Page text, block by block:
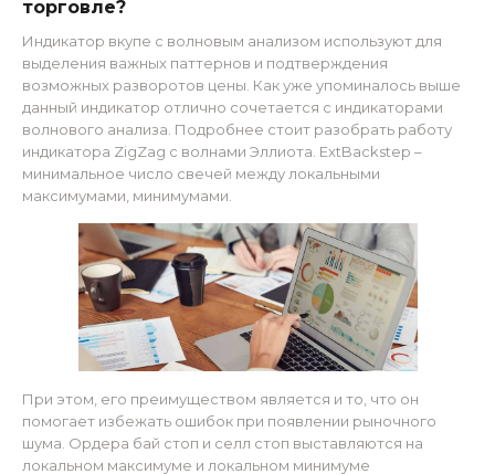
торговле?
Индикатор вкупе с волновым анализом используют для
выделения важных паттернов и подтверждения
возможных разворотов цены. Как уже упоминалось выше
данный индикатор отлично сочетается с индикаторами
волнового анализа. Подробнее стоит разобрать работу
индикатора ZigZag с волнами Эллиота. ExtBackstep –
минимальное число свечей между локальными
максимумами, минимумами.
При этом, его преимуществом является и то, что он
помогает избежать ошибок при появлении рыночного
шума. Ордера бай стоп и селл стоп выставляются на
локальном максимуме и локальном минимуме